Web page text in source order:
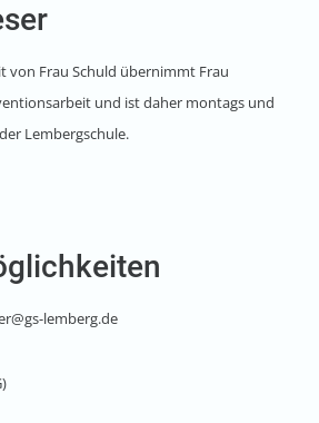
von Frau Schuld übernimmt Frau
und ist daher montags und
Lembergschule.
lemberg.de